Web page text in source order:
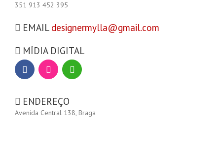
351 913 452 395
EMAIL designermylla@gmail.com
MÍDIA DIGITAL
ENDEREÇO
Avenida Central 138, Braga